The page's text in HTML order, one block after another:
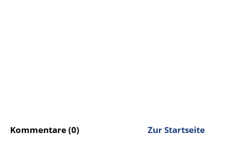
Kommentare (0) Zur Startseite